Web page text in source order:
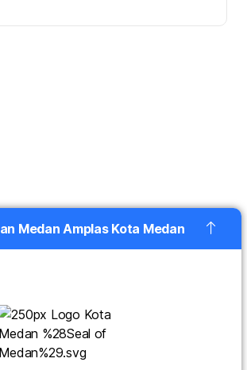
Medan Amplas Kota Medan